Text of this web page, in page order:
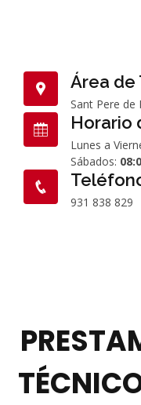
Área de
Sant Pere de
Horario
Lunes a
Sábados:
931 838 829